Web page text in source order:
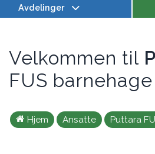
Avdelinger
Velkommen til
FUS barnehage
Hjem Ansatte Puttara